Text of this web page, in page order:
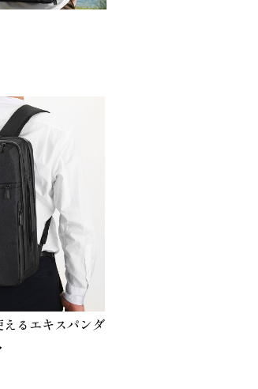
るエキスパンダ